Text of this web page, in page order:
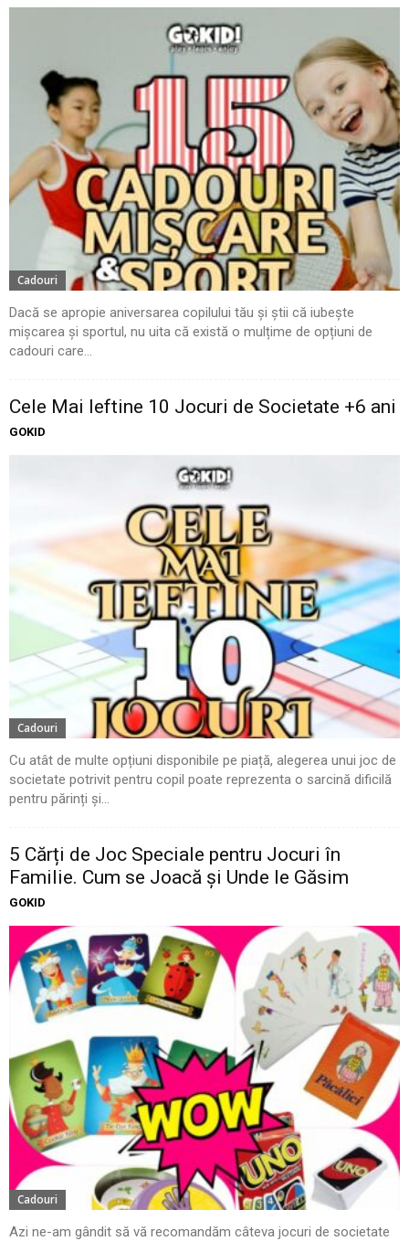
Cadouri
Dacă se apropie aniversarea copilului tău și știi că iubește
mișcarea și sportul, nu uita că există o mulțime de opțiuni de
cadouri care...
Cele Mai Ieftine 10 Jocuri de Societate +6 ani
GOKID
Cadouri
Cu atât de multe opțiuni disponibile pe piață, alegerea unui joc de
societate potrivit pentru copil poate reprezenta o sarcină dificilă
pentru părinți și...
5 Cărți de Joc Speciale pentru Jocuri în
Familie. Cum se Joacă și Unde le Găsim
GOKID
Cadouri
Azi ne-am gândit să vă recomandăm câteva jocuri de societate